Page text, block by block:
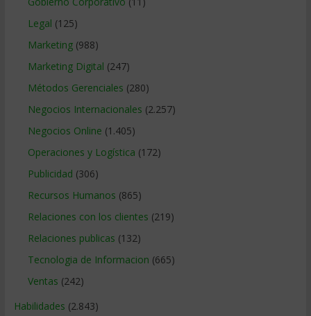
Legal (125)
Marketing(988)
Marketing Digital (247)
Métodos Gerenciales (280)
Negocios Internacionales (2.257)
Negocios Online (1.405)
Operaciones y Logística (172)
Publicidad (306)
Recursos Humanos (865)
Relaciones con los clientes (219)
Relaciones publicas (132)
Tecnologia de Informacion (665)
Ventas (242)
Habilidades (2.843)